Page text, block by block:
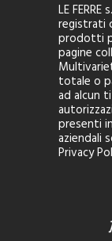
LE
registrati
prodotti
pagine
totale o
ad alcun
presenti
aziendali
Privacy